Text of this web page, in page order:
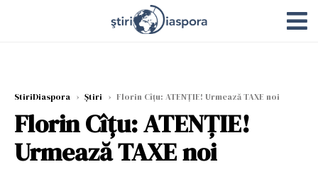
StiriDiaspora › Știri › Florin Cîţu: ATENȚIE! Urmează TAXE noi
Florin Cîţu: ATENȚIE!
Urmează TAXE noi